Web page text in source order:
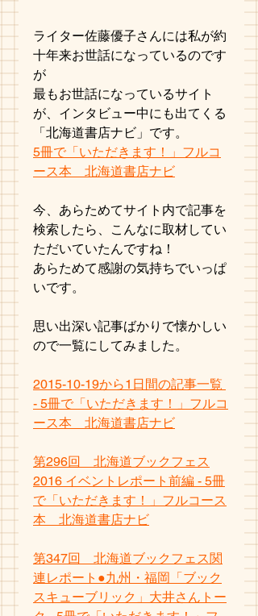
ライター佐藤優子さんには私が約
十年来お世話になっているのです
が
最もお世話になっているサイト
が、インタビュー中にも出てくる
「北海道書店ナビ」です。
5冊で「いただきます！」フルコ
ース本　北海道書店ナビ
今、あらためてサイト内で記事を
検索したら、こんなに取材してい
ただいていたんですね！
あらためて感謝の気持ちでいっぱ
いです。
思い出深い記事ばかりで懐かしい
ので一覧にしてみました。
2015-10-19から1日間の記事一覧
- 5冊で「いただきます！」フルコ
ース本　北海道書店ナビ
第296回　北海道ブックフェス
2016 イベントレポート前編 - 5冊
で「いただきます！」フルコース
本　北海道書店ナビ
第347回　北海道ブックフェス関
連レポート●九州・福岡「ブック
スキューブリック」大井さんトー